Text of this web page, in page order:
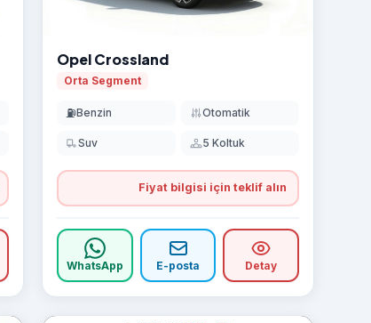
Opel Crossland
Orta Segment
⛽Benzin Otomatik
Suv 5 Koltuk
Fiyat bilgisi için teklif alın
WhatsApp E-posta Detay